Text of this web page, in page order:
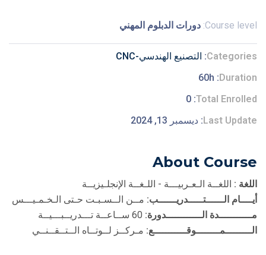
Course level: دورات الدبلوم المهني
Categories التصنيع الهندسي-CNC
Duration
Total Enrolled
Last Update ديسمبر 13, 2024
About Course
اللغة : اللغــة الـعـربيـــة - اللـغــة الإنجلـيزيــة
أيــــام الــــــتـــــدريــــــب: مــن الــسـبـت حـتى الـخـمـيـــس
مـــــــــــدة الــــــــــــدورة:
الـــــــــمــــــــوقـــــــــــع: مـركــز لــوتــاه الــتــقــنــي